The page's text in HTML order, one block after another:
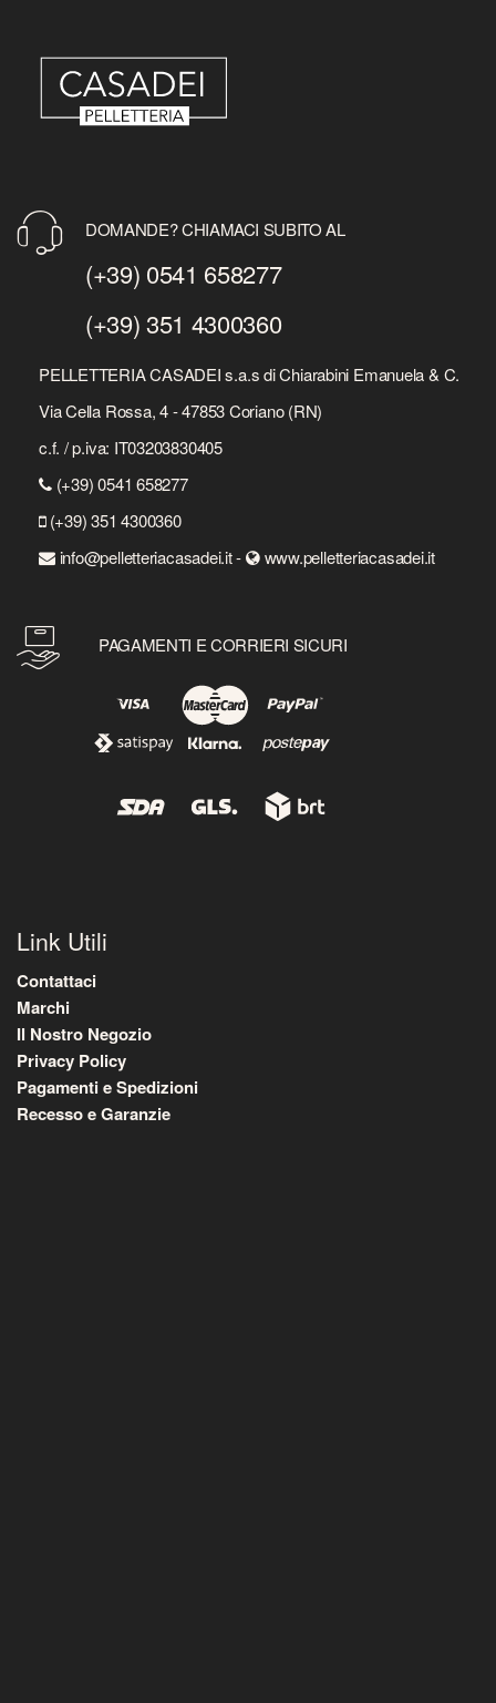
DOMANDE? CHIAMACI SUBITO AL
(+39) 0541 658277
(+39) 351 4300360
PELLETTERIA CASADEI s.a.s di Chiarabini Emanuela & C.
Via Cella Rossa, 4 - 47853 Coriano (RN)
c.f. / p.iva: IT03203830405
(+39) 0541 658277
(+39) 351 4300360
info@pelletteriacasadei.it -
www.pelletteriacasadei.it
PAGAMENTI E CORRIERI SICURI
Link Utili
Contattaci
Marchi
Il Nostro Negozio
Privacy Policy
Pagamenti e Spedizioni
Recesso e Garanzie